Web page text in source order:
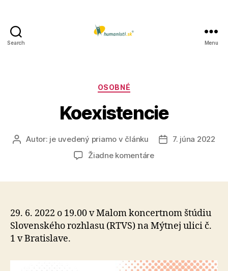
Search Menu
Kategórie
OSOBNÉ
Koexistencie
AutorAutor: je uvedený priamo v článku
Dátum
7. júna 2022
Žiadne komentárena
29. 6. 2022 o 19.00 v Malom koncertnom štúdiu
Slovenského rozhlasu (RTVS) na Mýtnej ulici č.
1 v Bratislave.